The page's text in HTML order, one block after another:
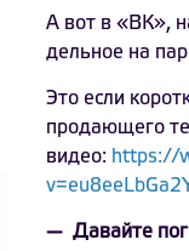
А вот в «ВК»,
дельное на
Это если
продающего
видео: https://
— Давайте